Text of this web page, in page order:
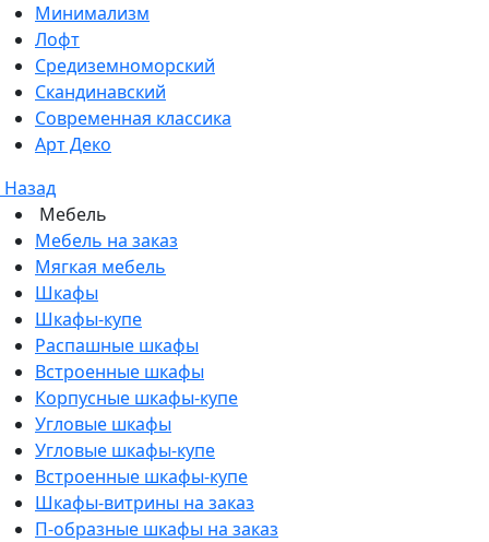
Минимализм
Лофт
Средиземноморский
Скандинавский
Современная классика
Арт Деко
Назад
Мебель
Мебель на заказ
Мягкая мебель
Шкафы
Шкафы-купе
Распашные шкафы
Встроенные шкафы
Корпусные шкафы-купе
Угловые шкафы
Угловые шкафы-купе
Встроенные шкафы-купе
Шкафы-витрины на заказ
П-образные шкафы на заказ